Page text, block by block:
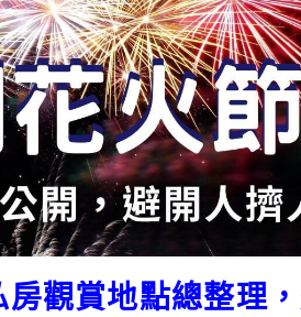
房觀賞地點總整理